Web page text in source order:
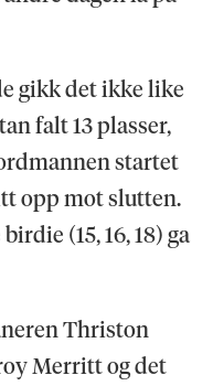
gikk det ikke like
falt 13 plasser,
startet
opp mot slutten.
(15, 16, 18) ga
Thriston
Merritt og det